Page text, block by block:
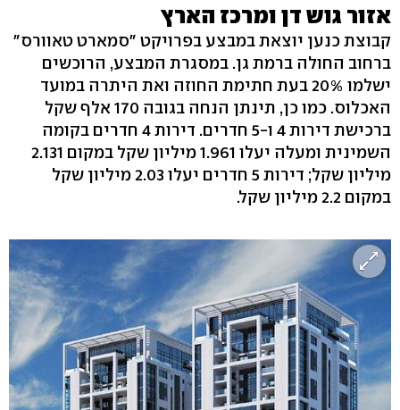
אזור גוש דן ומרכז הארץ
קבוצת כנען יוצאת במבצע בפרויקט "סמארט טאוורס"
ברחוב החולה ברמת גן. במסגרת המבצע, הרוכשים
ישלמו 20% בעת חתימת החוזה ואת היתרה במועד
האכלוס. כמו כן, תינתן הנחה בגובה 170 אלף שקל
ברכישת דירות 4 ו-5 חדרים. דירות 4 חדרים בקומה
השמינית ומעלה יעלו 1.961 מיליון שקל במקום 2.131
מיליון שקל; דירות 5 חדרים יעלו 2.03 מיליון שקל
במקום 2.2 מיליון שקל.